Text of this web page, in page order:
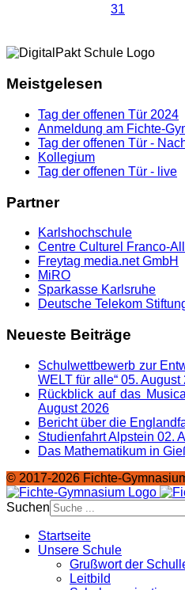
31
Meistgelesen
Tag der offenen Tür 2024
Anmeldung am Fichte-
Tag der offenen Tür -
Kollegium
Tag der offenen Tür - live
Partner
Karlshochschule
Centre Culturel Franco-
Freytag media.net GmbH
MiRO
Sparkasse Karlsruhe
Deutsche Telekom
Neueste Beiträge
Schulwettbewerb zur
WELT für alle“ 05. August
Rückblick auf das
August 2026
Bericht über die
Studienfahrt Alpstein 02.
Das Mathematikum in
© 2017-2026 Fichte-
Suchen
Startseite
Unsere Schule
Grußwort der
Leitbild